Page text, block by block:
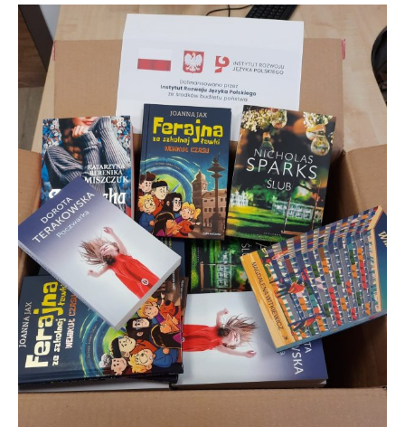
Wsparcie
sieci
polskich
bibliotek
Litwie